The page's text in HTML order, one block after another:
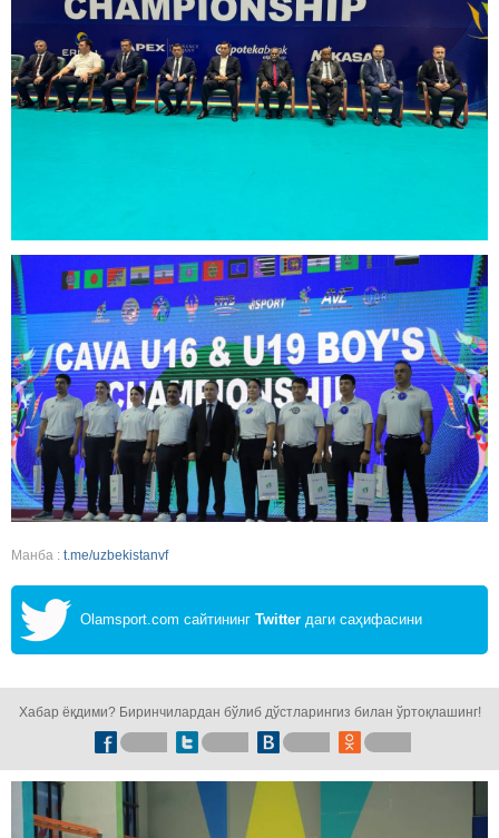
Манба : t.me/uzbekistanvf
Olamsport.com сайтининг Twitter даги саҳифасини
Хабар ёқдими? Биринчилардан бўлиб дўстларингиз билан ўртоқлашинг!